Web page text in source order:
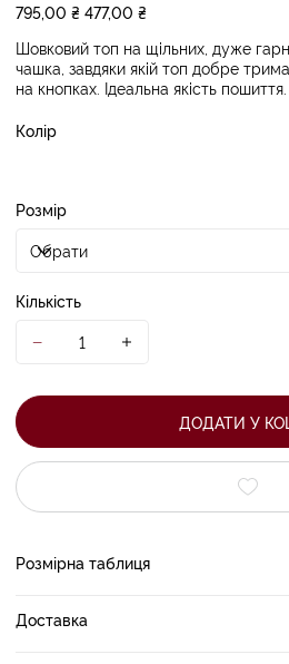
Звичайна
ціна
795,00 ₴
Ціна
зі
477,00 ₴
Шовковий топ на щільних, дуже
чашка, завдяки якій топ добре
на кнопках. Ідеальна якість пошиття.
Колір
Розмір
Кількість
ДОДАТИ У
Розмірна таблиця
Доставка